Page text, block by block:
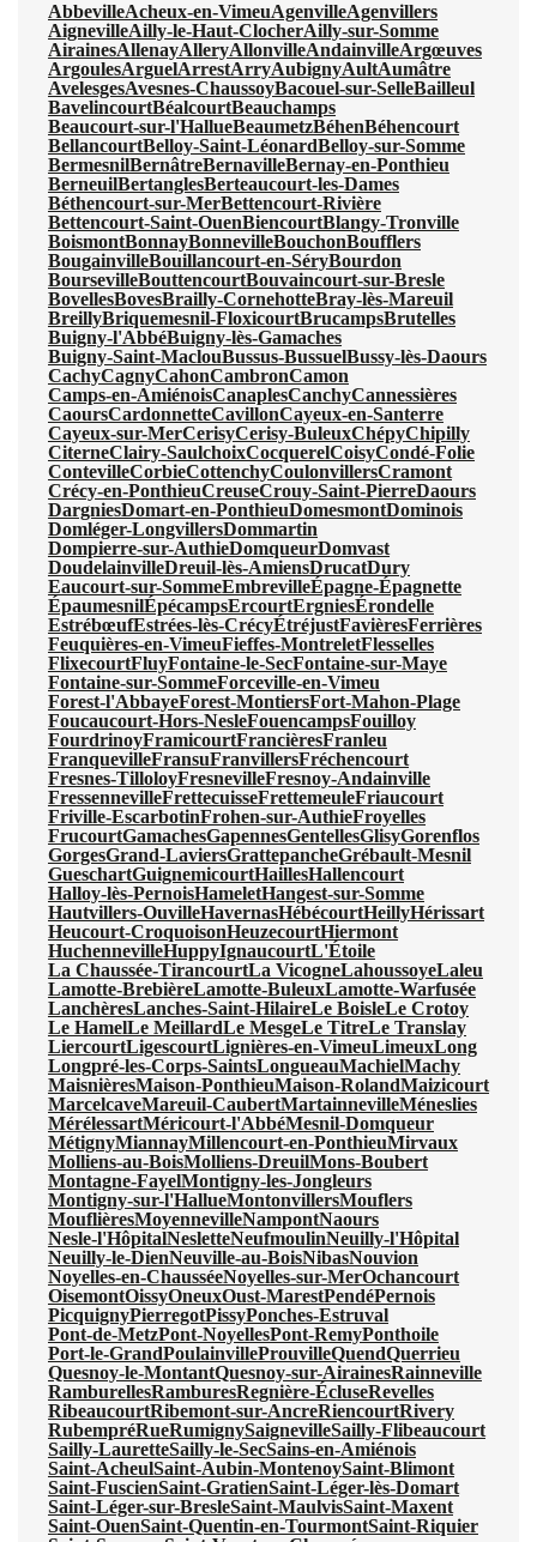
AbbevilleAcheux-en-VimeuAgenvilleAgenvillers
AignevilleAilly-le-Haut-ClocherAilly-sur-Somme
AirainesAllenayAlleryAllonvilleAndainvilleArgœuves
ArgoulesArguelArrestArryAubignyAultAumâtre
AvelesgesAvesnes-ChaussoyBacouel-sur-SelleBailleul
BavelincourtBéalcourtBeauchamps
Beaucourt-sur-l'HallueBeaumetzBéhenBéhencourt
BellancourtBelloy-Saint-LéonardBelloy-sur-Somme
BermesnilBernâtreBernavilleBernay-en-Ponthieu
BerneuilBertanglesBerteaucourt-les-Dames
Béthencourt-sur-MerBettencourt-Rivière
Bettencourt-Saint-OuenBiencourtBlangy-Tronville
BoismontBonnayBonnevilleBouchonBoufflers
BougainvilleBouillancourt-en-SéryBourdon
BoursevilleBouttencourtBouvaincourt-sur-Bresle
BovellesBovesBrailly-CornehotteBray-lès-Mareuil
BreillyBriquemesnil-FloxicourtBrucampsBrutelles
Buigny-l'AbbéBuigny-lès-Gamaches
Buigny-Saint-MaclouBussus-BussuelBussy-lès-Daours
CachyCagnyCahonCambronCamon
Camps-en-AmiénoisCanaplesCanchyCannessières
CaoursCardonnetteCavillonCayeux-en-Santerre
Cayeux-sur-MerCerisyCerisy-BuleuxChépyChipilly
CiterneClairy-SaulchoixCocquerelCoisyCondé-Folie
ContevilleCorbieCottenchyCoulonvillersCramont
Crécy-en-PonthieuCreuseCrouy-Saint-PierreDaours
DargniesDomart-en-PonthieuDomesmontDominois
Domléger-LongvillersDommartin
Dompierre-sur-AuthieDomqueurDomvast
DoudelainvilleDreuil-lès-AmiensDrucatDury
Eaucourt-sur-SommeEmbrevilleÉpagne-Épagnette
ÉpaumesnilÉpécampsErcourtErgniesÉrondelle
EstrébœufEstrées-lès-CrécyÉtréjustFavièresFerrières
Feuquières-en-VimeuFieffes-MontreletFlesselles
FlixecourtFluyFontaine-le-SecFontaine-sur-Maye
Fontaine-sur-SommeForceville-en-Vimeu
Forest-l'AbbayeForest-MontiersFort-Mahon-Plage
Foucaucourt-Hors-NesleFouencampsFouilloy
FourdrinoyFramicourtFrancièresFranleu
FranquevilleFransuFranvillersFréchencourt
Fresnes-TilloloyFresnevilleFresnoy-Andainville
FressennevilleFrettecuisseFrettemeuleFriaucourt
Friville-EscarbotinFrohen-sur-AuthieFroyelles
FrucourtGamachesGapennesGentellesGlisyGorenflos
GorgesGrand-LaviersGrattepancheGrébault-Mesnil
GueschartGuignemicourtHaillesHallencourt
Halloy-lès-PernoisHameletHangest-sur-Somme
Hautvillers-OuvilleHavernasHébécourtHeillyHérissart
Heucourt-CroquoisonHeuzecourtHiermont
HuchennevilleHuppyIgnaucourtL'Étoile
La Chaussée-TirancourtLa VicogneLahoussoyeLaleu
Lamotte-BrebièreLamotte-BuleuxLamotte-Warfusée
LanchèresLanches-Saint-HilaireLe BoisleLe Crotoy
Le HamelLe MeillardLe MesgeLe TitreLe Translay
LiercourtLigescourtLignières-en-VimeuLimeuxLong
Longpré-les-Corps-SaintsLongueauMachielMachy
MaisnièresMaison-PonthieuMaison-RolandMaizicourt
MarcelcaveMareuil-CaubertMartainnevilleMéneslies
MérélessartMéricourt-l'AbbéMesnil-Domqueur
MétignyMiannayMillencourt-en-PonthieuMirvaux
Molliens-au-BoisMolliens-DreuilMons-Boubert
Montagne-FayelMontigny-les-Jongleurs
Montigny-sur-l'HallueMontonvillersMouflers
MouflièresMoyennevilleNampontNaours
Nesle-l'HôpitalNesletteNeufmoulinNeuilly-l'Hôpital
Neuilly-le-DienNeuville-au-BoisNibasNouvion
Noyelles-en-ChausséeNoyelles-sur-MerOchancourt
OisemontOissyOneuxOust-MarestPendéPernois
PicquignyPierregotPissyPonches-Estruval
Pont-de-MetzPont-NoyellesPont-RemyPonthoile
Port-le-GrandPoulainvilleProuvilleQuendQuerrieu
Quesnoy-le-MontantQuesnoy-sur-AirainesRainneville
RamburellesRamburesRegnière-ÉcluseRevelles
RibeaucourtRibemont-sur-AncreRiencourtRivery
RubempréRueRumignySaignevilleSailly-Flibeaucourt
Sailly-LauretteSailly-le-SecSains-en-Amiénois
Saint-AcheulSaint-Aubin-MontenoySaint-Blimont
Saint-FuscienSaint-GratienSaint-Léger-lès-Domart
Saint-Léger-sur-BresleSaint-MaulvisSaint-Maxent
Saint-OuenSaint-Quentin-en-TourmontSaint-Riquier